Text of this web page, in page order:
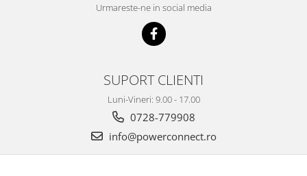
Urmareste-ne in social media
SUPORT CLIENTI
Luni-Vineri: 9.00 - 17.00
0728-779908
info@powerconnect.ro